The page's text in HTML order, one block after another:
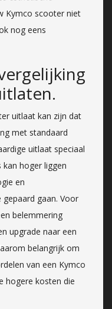
Kymco scooter niet
nog eens
uitlaat kan zijn dat
met standaard
uitlaat speciaal
hoger liggen
en
gaan. Voor
belemmering
upgrade naar een
belangrijk om
van een Kymco
hogere kosten die